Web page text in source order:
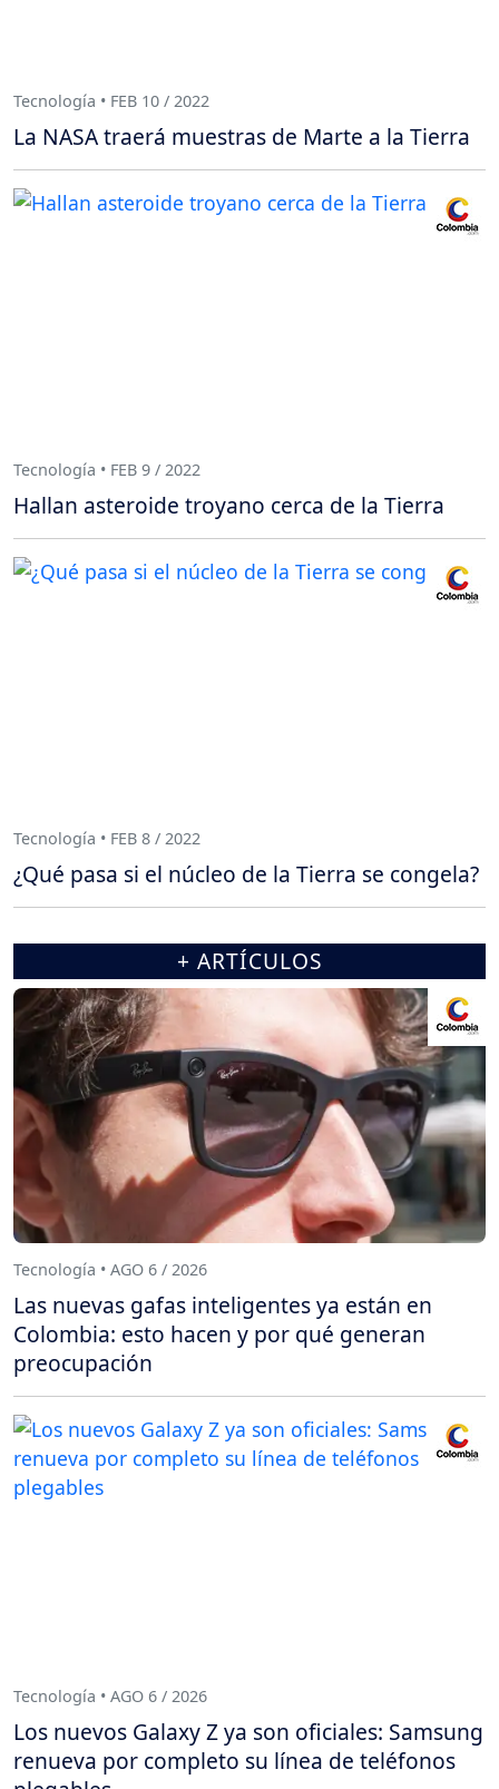
Tecnología • FEB 10 / 2022
La NASA traerá muestras de Marte a la Tierra
Tecnología • FEB 9 / 2022
Hallan asteroide troyano cerca de la Tierra
Tecnología • FEB 8 / 2022
¿Qué pasa si el núcleo de la Tierra se congela?
+ ARTÍCULOS
Tecnología • AGO 6 / 2026
Las nuevas gafas inteligentes ya están en
Colombia: esto hacen y por qué generan
preocupación
Tecnología • AGO 6 / 2026
Los nuevos Galaxy Z ya son oficiales: Samsung
renueva por completo su línea de teléfonos